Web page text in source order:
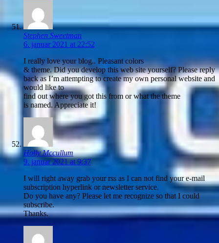
Stephen Sweetman
6. januar 2021 at 22:52
I really love your blog.. Pleasant colors
& theme. Did you develop this web site yourself? Please reply
back as I’m attempting to create my own personal website and
would like to
find out where you got this from or what the theme
is named. Appreciate it!
Holly Mccullum
9. januar 2021 at 9:37
I will right away grab your rss as I can not find your e-mail
subscription hyperlink or newsletter service.
Do you have any? Please let me recognize so that I could
subscribe.
Thanks.